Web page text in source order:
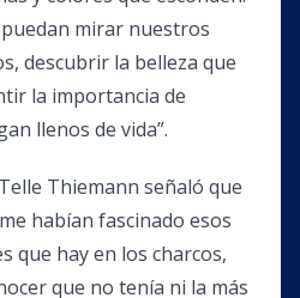
mirar nuestros
descubrir la belleza que
la importancia de
llenos de vida”.
Thiemann señaló que
habían fascinado esos
que hay en los charcos,
que no tenía ni la más